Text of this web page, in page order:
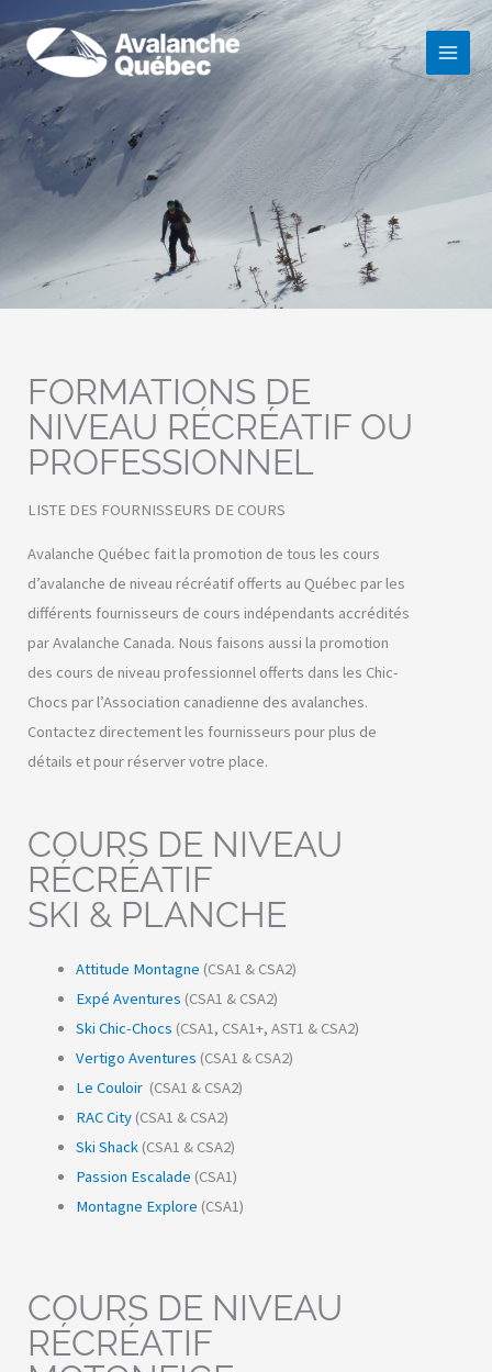
au
contenu
FORMATIONS DE
NIVEAU RÉCRÉATIF OU
PROFESSIONNEL
LISTE DES FOURNISSEURS DE COURS
Avalanche Québec fait la promotion de tous les cours
d’avalanche de niveau récréatif offerts au Québec par les
différents fournisseurs de cours indépendants accrédités
par Avalanche Canada. Nous faisons aussi la promotion
des cours de niveau professionnel offerts dans les Chic-
Chocs par l’Association canadienne des avalanches.
Contactez directement les fournisseurs pour plus de
détails et pour réserver votre place.
COURS DE NIVEAU
RÉCRÉATIF
SKI & PLANCHE
Attitude Montagne (CSA1 & CSA2)
Expé Aventures (CSA1 & CSA2)
Ski Chic-Chocs (CSA1, CSA1+, AST1 & CSA2)
Vertigo Aventures (CSA1 & CSA2)
Le Couloir (CSA1 & CSA2)
RAC City(CSA1 & CSA2)
Ski Shack(CSA1 & CSA2)
Passion Escalade (CSA1)
Montagne Explore (CSA1)
COURS DE NIVEAU
RÉCRÉATIF